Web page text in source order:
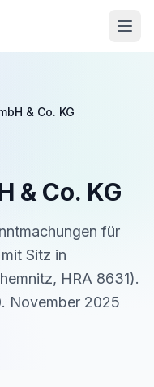
& Co. KG
& Co. KG
für
mit Sitz in
, HRA 8631).
November 2025